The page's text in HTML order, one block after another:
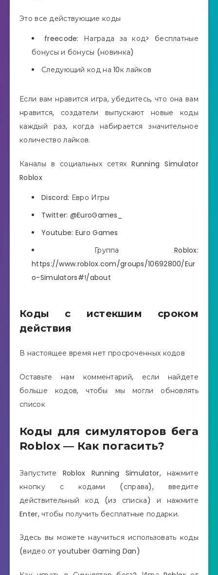
Это все действующие коды
freecode: Награда за код> бесплатные
бонусы и бонусы (новинка)
Следующий код на 10к лайков
Если вам нравится игра, убедитесь, что она вам
нравится, создатели выпускают новые коды
каждый раз, когда набирается значительное
количество лайков.
Каналы в социальных сетях Running Simulator
Roblox
Discord: Евро Игры
Twitter: @EuroGames_
Youtube: Euro Games
Группа Roblox:
https://www.roblox.com/groups/10692800/Eur
o-Simulators#!/about
Коды с истекшим сроком
действия
В настоящее время нет просроченных кодов
Оставьте нам комментарий, если найдете
больше кодов, чтобы мы могли обновлять
список
Коды для симуляторов бега
Roblox — Как погасить?
Запустите Roblox Running Simulator, нажмите
кнопку с кодами (справа), введите
действительный код (из списка) и нажмите
Enter, чтобы получить бесплатные подарки.
Здесь вы можете научиться использовать коды
(видео от youtuber Gaming Dan)